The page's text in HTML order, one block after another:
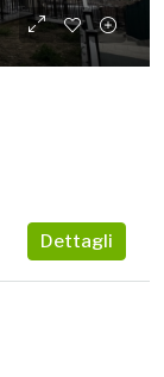
Dettagli